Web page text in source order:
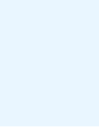
катіонів - натрію і
в овочах, вирощених
у людей. Найвищі
то спочатку
з'являється
та пошкодження